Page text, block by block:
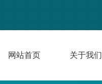
网站首页 关于我们